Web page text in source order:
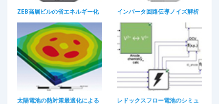
ZEB高層ビルの省エネルギー化 インバータ回路伝導ノイズ解析
太陽電池の熱対策最適化による
レドックスフロー電池のシミュ